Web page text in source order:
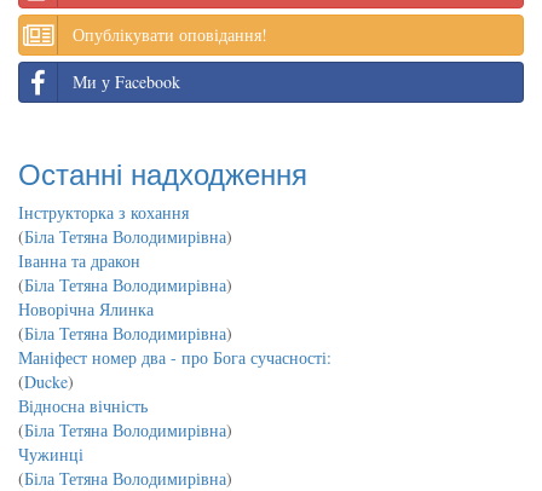
Опублікувати оповідання!
Ми у Facebook
Останні надходження
Інструкторка з кохання
(Біла Тетяна Володимирівна)
Іванна та дракон
(Біла Тетяна Володимирівна)
Новорічна Ялинка
(Біла Тетяна Володимирівна)
Маніфест номер два - про Бога сучасності:
(Ducke)
Відносна вічність
(Біла Тетяна Володимирівна)
Чужинці
(Біла Тетяна Володимирівна)